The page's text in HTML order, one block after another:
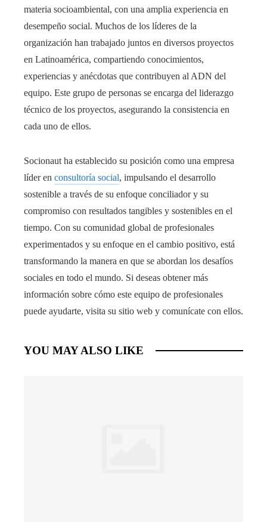
materia socioambiental, con una amplia experiencia en
desempeño social. Muchos de los líderes de la
organización han trabajado juntos en diversos proyectos
en Latinoamérica, compartiendo conocimientos,
experiencias y anécdotas que contribuyen al ADN del
equipo. Este grupo de personas se encarga del liderazgo
técnico de los proyectos, asegurando la consistencia en
cada uno de ellos.
Socionaut ha establecido su posición como una empresa
líder en consultoría social, impulsando el desarrollo
sostenible a través de su enfoque conciliador y su
compromiso con resultados tangibles y sostenibles en el
tiempo. Con su comunidad global de profesionales
experimentados y su enfoque en el cambio positivo, está
transformando la manera en que se abordan los desafíos
sociales en todo el mundo. Si deseas obtener más
información sobre cómo este equipo de profesionales
puede ayudarte, visita su sitio web y comunícate con ellos.
YOU MAY ALSO LIKE